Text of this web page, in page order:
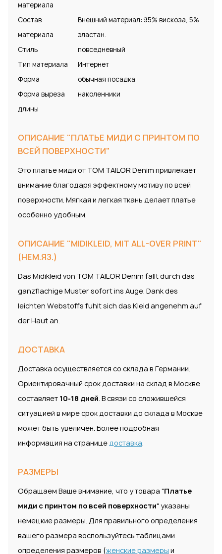
материала
Состав
материала
Внешний материал: 95% вискоза, 5%
эластан.
Стиль
повседневный
Тип материала
Интернет
Форма
обычная посадка
Форма выреза
длины
наколенники
ОПИСАНИЕ "ПЛАТЬЕ МИДИ С ПРИНТОМ ПО
ВСЕЙ ПОВЕРХНОСТИ"
Это платье миди от TOM TAILOR Denim привлекает
внимание благодаря эффектному мотиву по всей
поверхности. Мягкая и легкая ткань делает платье
особенно удобным.
ОПИСАНИЕ "MIDIKLEID, MIT ALL-OVER PRINT"
(НЕМ.ЯЗ.)
Das Midikleid von TOM TAILOR Denim fallt durch das
ganzflachige Muster sofort ins Auge. Dank des
leichten Webstoffs fuhlt sich das Kleid angenehm auf
der Haut an.
ДОСТАВКА
Доставка осуществляется со склада в Германии.
Ориентировачный срок доставки на склад в Москве
составляет 10-18 дней. В связи со сложившейся
ситуацией в мире срок доставки до склада в Москве
может быть увеличен. Более подробная
информация на страницедоставка.
РАЗМЕРЫ
Обращаем Ваше внимание, что у товара "Платье
миди с принтом по всей поверхности" указаны
немецкие размеры. Для правильного определения
вашего размера воспользуйтесь таблицами
определения размеров (женские размеры и